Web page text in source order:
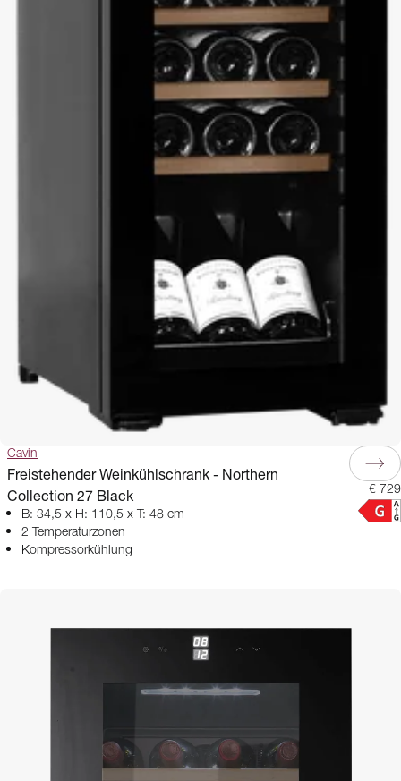
Cavin
Freistehender Weinkühlschrank - Northern
Collection 27 Black
B: 34,5 x H: 110,5 x T: 48 cm
2 Temperaturzonen
Kompressorkühlung
€ 729